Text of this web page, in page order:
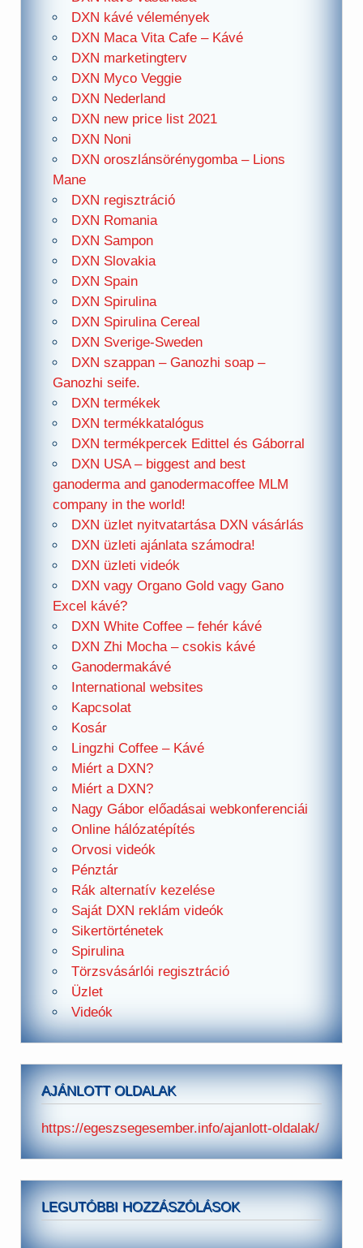
DXN kávé vélemények
DXN Maca Vita Cafe – Kávé
DXN marketingterv
DXN Myco Veggie
DXN Nederland
DXN new price list 2021
DXN Noni
DXN oroszlánsörénygomba – Lions
Mane
DXN regisztráció
DXN Romania
DXN Sampon
DXN Slovakia
DXN Spain
DXN Spirulina
DXN Spirulina Cereal
DXN Sverige-Sweden
DXN szappan – Ganozhi soap –
Ganozhi seife.
DXN termékek
DXN termékkatalógus
DXN termékpercek Edittel és Gáborral
DXN USA – biggest and best
ganoderma and ganodermacoffee MLM
company in the world!
DXN üzlet nyitvatartása DXN vásárlás
DXN üzleti ajánlata számodra!
DXN üzleti videók
DXN vagy Organo Gold vagy Gano
Excel kávé?
DXN White Coffee – fehér kávé
DXN Zhi Mocha – csokis kávé
Ganodermakávé
International websites
Kapcsolat
Kosár
Lingzhi Coffee – Kávé
Miért a DXN?
Miért a DXN?
Nagy Gábor előadásai webkonferenciái
Online hálózatépítés
Orvosi videók
Pénztár
Rák alternatív kezelése
Saját DXN reklám videók
Sikertörténetek
Spirulina
Törzsvásárlói regisztráció
Üzlet
Videók
AJÁNLOTT OLDALAK
https://egeszsegesember.info/ajanlott-oldalak/
LEGUTÓBBI HOZZÁSZÓLÁSOK